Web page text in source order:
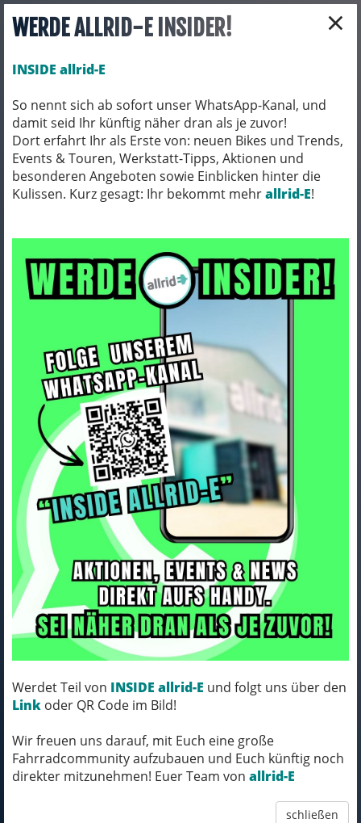
×
WERDE ALLRID-E INSIDER!
INSIDE allrid-E
So nennt sich ab sofort unser WhatsApp-Kanal, und
damit seid Ihr künftig näher dran als je zuvor!
Dort erfahrt Ihr als Erste von: neuen Bikes und Trends,
Events & Touren, Werkstatt-Tipps, Aktionen und
besonderen Angeboten sowie Einblicken hinter die
Kulissen. Kurz gesagt: Ihr bekommt mehrallrid-E!
Werdet Teil von INSIDE allrid-E und folgt uns über den
Link oder QR Code im Bild!
Wir freuen uns darauf, mit Euch eine große
Fahrradcommunity aufzubauen und Euch künftig noch
direkter mitzunehmen! Euer Team von allrid-E
schließen
Toggle navigation
FAHRRADTEILE LAUFRÄDER
Laufräder
Seite « 1 2 6 8
251 Ergebnisse
74,99 EUR
Bontrager Hinterrad 20 FM31/J20C
Felgenbr. 32L QR 7fach Blac